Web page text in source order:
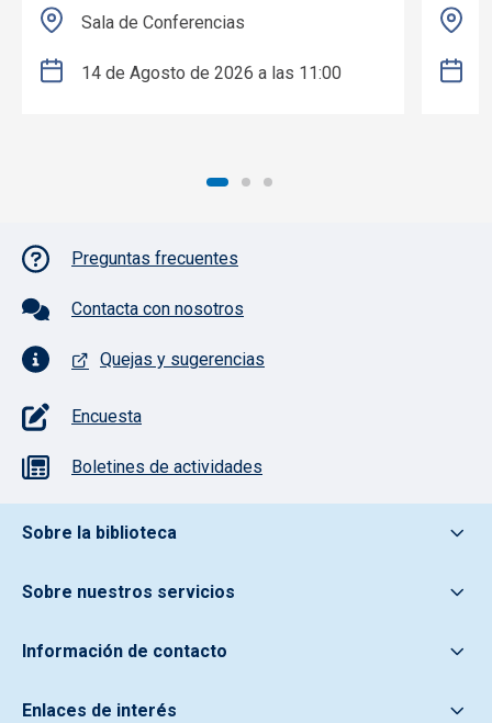
Sala de Conferencias
14 de Agosto de 2026 a las 11:00
Pie de página con iconos
Preguntas frecuentes
Contacta con nosotros
Quejas y sugerencias
Encuesta
Boletines de actividades
Pie de pagina información
Sobre la biblioteca
Sobre nuestros servicios
Información de contacto
Enlaces de interés